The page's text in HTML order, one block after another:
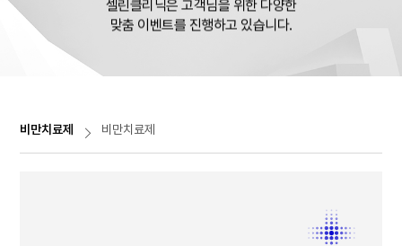
셀린클리닉은 고객님을 위한 다양한
맞춤 이벤트를 진행하고 있습니다.
비만치료제 비만치료제